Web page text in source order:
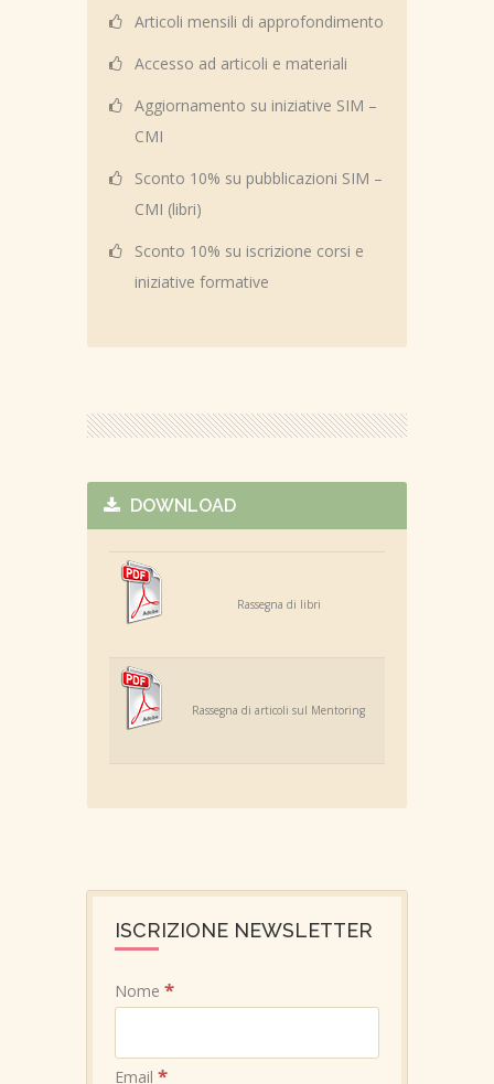
Articoli mensili di approfondimento
Accesso ad articoli e materiali
Aggiornamento su iniziative SIM –
CMI
Sconto 10% su pubblicazioni SIM –
CMI (libri)
Sconto 10% su iscrizione corsi e
iniziative formative
DOWNLOAD
Rassegna di libri
Rassegna di articoli sul Mentoring
ISCRIZIONE NEWSLETTER
Nome *
Email *